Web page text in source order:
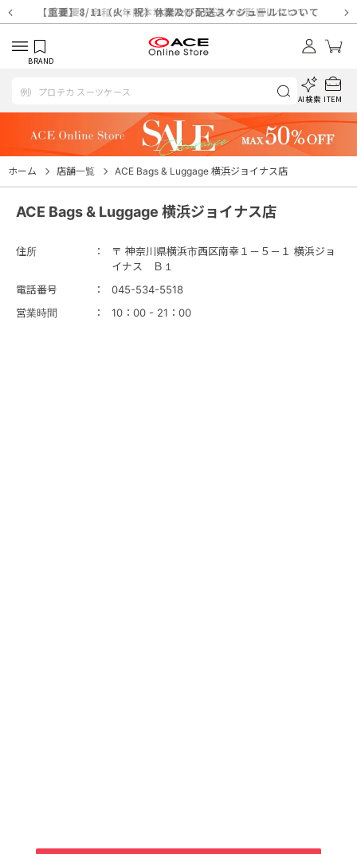
【重要】8/11（火・祝）休業及び配送スケジュールについて
【重要】令和８年熊本地震に伴う配送への影響について
【重要】納品書・領収書ペーパーレス化（電子化）のお知らせ
【重要】天候不良や交通状況・物量増等に伴う配送への影響について
【重要】悪質な詐欺サイトにご注意ください
【重要】各種メールが届かない場合に関しまして
【重要】お問い合わせのご対応に関しまして
【重要】SNSのなりすまし詐欺にご注意ください
BRAND
AI検索 ITEM
ホーム 店舗一覧 ACE Bags & Luggage 横浜ジョイナス店
ACE Bags & Luggage 横浜ジョイナス店
住所
〒 神奈川県横浜市西区南幸１－５－１ 横浜ジョ
イナス Ｂ１
電話番号
045-534-5518
営業時間
10：00 - 21：00